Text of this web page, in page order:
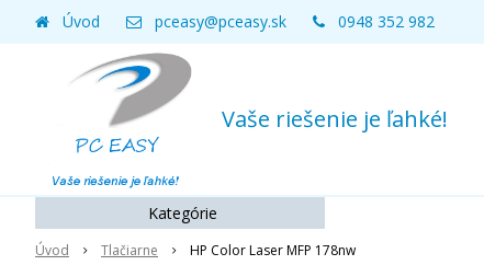
Vaše riešenie je ľahké!
Úvod pceasy@pceasy.sk 0948 352 982
Úvod Tlačiarne HP Color Laser MFP 178nw
Kategórie